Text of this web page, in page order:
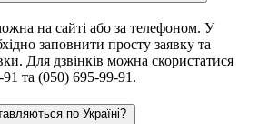
на сайті або за телефоном. У
заповнити просту заявку та
Для дзвінків можна скористатися
та (050) 695-99-91.
по Україні?